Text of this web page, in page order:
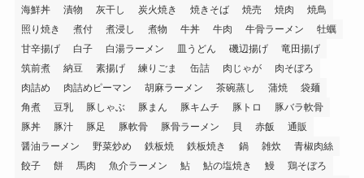
海鮮丼 漬物 灰干し 炭火焼き 焼きそば 焼売 焼肉
焼鳥
照り焼き
煮付 煮浸し 煮物 牛丼 牛肉 牛骨ラーメン
牡蠣
甘辛揚げ
白子 白湯ラーメン 皿うどん 磯辺揚げ
竜田揚げ
筑前煮
納豆 素揚げ 練りごま 缶詰 肉じゃが
肉そぼろ
肉詰め
肉詰めピーマン 胡麻ラーメン 茶碗蒸し 蒲焼
袋麺
角煮
豆乳 豚しゃぶ 豚まん 豚キムチ 豚トロ
豚バラ軟骨
豚丼
豚汁 豚足 豚軟骨 豚骨ラーメン 貝 赤飯
通販
醤油ラーメン
野菜炒め 鉄板焼 鉄板焼き 鍋 雑炊
青椒肉絲
餃子
餅 馬肉 魚介ラーメン 鮎 鮎の塩焼き 鰻
鶏そぼろ